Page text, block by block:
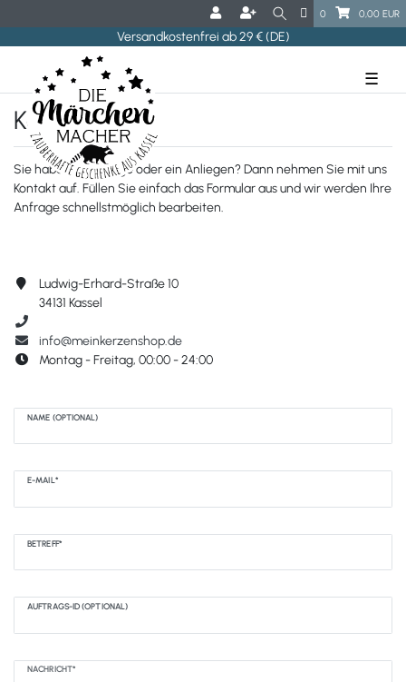
0 0,00 EUR
Versandkostenfrei ab 29 € (DE)
☰
Kontakt
Sie haben eine Frage oder ein Anliegen? Dann nehmen Sie mit uns
Kontakt auf. Füllen Sie einfach das Formular aus und wir werden Ihre
Anfrage schnellstmöglich bearbeiten.
Ludwig-Erhard-Straße 10
34131 Kassel
info@meinkerzenshop.de
Montag - Freitag, 00:00 - 24:00
NAME (OPTIONAL)
E-MAIL*
BETREFF*
AUFTRAGS-ID (OPTIONAL)
NACHRICHT*